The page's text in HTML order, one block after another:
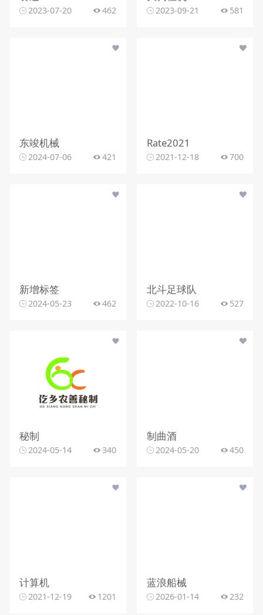
2023-07-20 462 2023-09-21 581
东竣机械
2024-07-06 421
Rate2021
2021-12-18 700
新增标签
2024-05-23 462
北斗足球队
2022-10-16 527
秘制
2024-05-14 340
制曲酒
2024-05-20 450
计算机
2021-12-19 1201
蓝浪船械
2026-01-14 232